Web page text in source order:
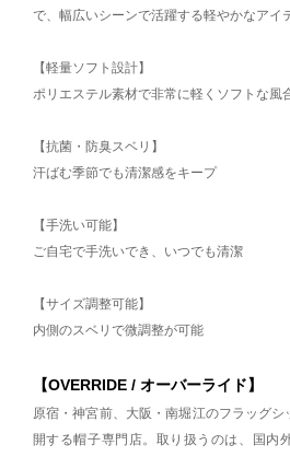
で、幅広いシーンで活躍する軽やかなアイ
【軽量ソフト設計】
ポリエステル素材で非常に軽くソフトな風
【抗菌・防臭スベリ】
汗ばむ季節でも清潔感をキープ
【手洗い可能】
ご自宅で手洗いでき、いつでも清潔
【サイズ調整可能】
内側のスベリで微調整が可能
【OVERRIDE / オーバーライド】
原宿・神宮前、大阪・南堀江のフラッグ
開する帽子専門店。取り扱うのは、国内